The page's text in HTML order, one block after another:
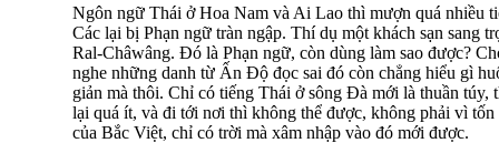
Ngôn ngữ Thái ở Hoa Nam và Ai Lao thì mượn quá nhiều
Các lại bị Phạn ngữ tràn ngập. Thí dụ một khách sạn sang
Ral-Châwâng. Đó là Phạn ngữ, còn dùng làm sao được?
nghe những danh từ Ấn Độ đọc sai đó còn chẳng hiểu gì
giản mà thôi. Chỉ có tiếng Thái ở sông Đà mới là thuần túy,
lại quá ít, và đi tới nơi thì không thể được, không phải vì
của Bắc Việt, chỉ có trời mà xâm nhập vào đó mới được.